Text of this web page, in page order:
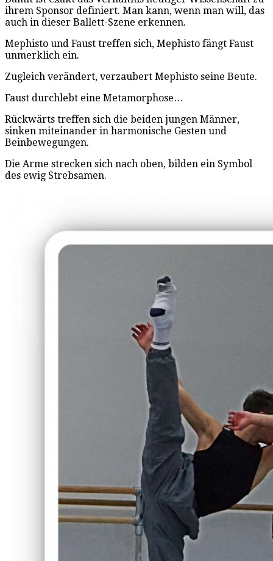
ihrem Sponsor definiert. Man kann, wenn man will, das
auch in dieser Ballett-Szene erkennen.
Mephisto und Faust treffen sich, Mephisto fängt Faust
unmerklich ein.
Zugleich verändert, verzaubert Mephisto seine Beute.
Faust durchlebt eine Metamorphose…
Rückwärts treffen sich die beiden jungen Männer,
sinken miteinander in harmonische Gesten und
Beinbewegungen.
Die Arme strecken sich nach oben, bilden ein Symbol
des ewig Strebsamen.